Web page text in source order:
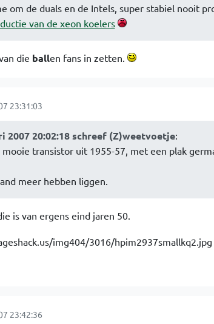
om de duals en de Intels, super stabiel nooit
van de xeon koelers
die ballen fans in zetten.
23:31:03
2007 20:02:18 schreef (Z)weetvoetje:
transistor uit 1955-57, met een plak
meer hebben liggen.
is van ergens eind jaren 50.
23:42:36